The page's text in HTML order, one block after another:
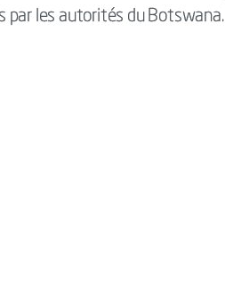
par les autorités du Botswana.